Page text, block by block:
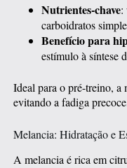
Nutrientes-chave:
carboidratos
Benefício para
estímulo à síntese
Ideal para o pré-treino, a
evitando a fadiga
Melancia: Hidratação e
A melancia é rica em